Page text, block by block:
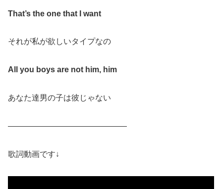
That’s the one that I want
それが私が欲しいタイプなの
All you boys are not him, him
あなた達男の子は彼じゃない
———————————————
歌詞動画です↓